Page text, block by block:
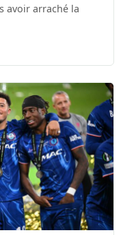
avoir arraché la